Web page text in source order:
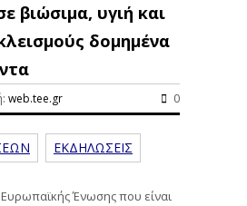
βιώσιμα, υγιή και
δομημένα
web.tee.gr 0
ΕΚΔΗΛΩΣΕΙΣ
Ένωσης που είναι